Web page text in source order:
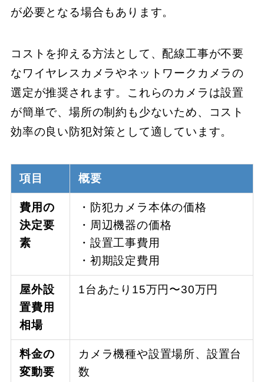
が必要となる場合もあります。
コストを抑える方法として、配線工事が不要
なワイヤレスカメラやネットワークカメラの
選定が推奨されます。これらのカメラは設置
が簡単で、場所の制約も少ないため、コスト
効率の良い防犯対策として適しています。
項目 概要
費用の
決定要
素
・防犯カメラ本体の価格
・周辺機器の価格
・設置工事費用
・初期設定費用
屋外設
置費用
相場
1台あたり15万円〜30万円
料金の
変動要
カメラ機種や設置場所、設置台
数